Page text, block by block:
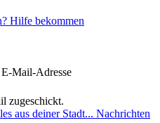
Hilfe bekommen
Mail-Adresse
zugeschickt.
Nachrichten